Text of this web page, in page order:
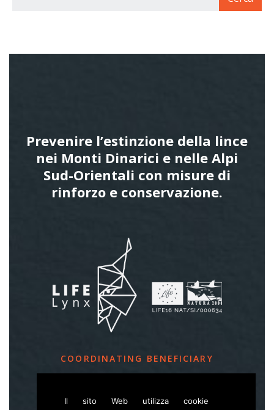
Prevenire l’estinzione della lince
nei Monti Dinarici e nelle Alpi
Sud-Orientali con misure di
rinforzo e conservazione.
COORDINATING BENEFICIARY
Slovenia Forest Service
Il sito Web utilizza cookie